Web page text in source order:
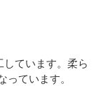
ています。柔ら
ています。